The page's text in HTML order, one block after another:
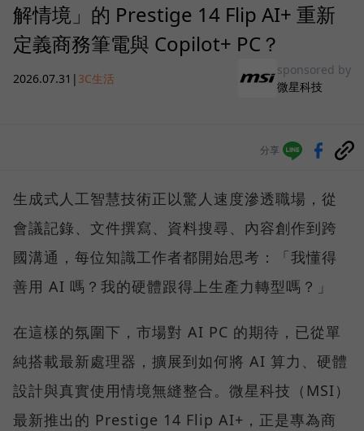
解情境」的 Prestige 14 Flip AI+ 重新
定義商務筆電與 Copilot+ PC？
2026.07.31 | 3C生活
sponsored by
微星科技
分享
生成式人工智慧技術正以驚人速度滲透職場，從
會議記錄、文件撰寫、資料搜尋、內容創作到跨
國溝通，每位知識工作者都開始思考：「我懂得
善用 AI 嗎？我的硬體跟得上生產力轉型嗎？」
在這樣的氛圍下，市場對 AI PC 的期待，已從單
純搭載最新處理器，擴展到如何將 AI 算力、硬體
設計與真實使用情境無縫整合。微星科技（MSI）
最新推出的 Prestige 14 Flip AI+，正是專為商